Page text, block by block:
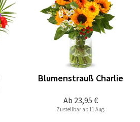
Ab 23,95 €
Blumenstrauß Charlie
Zustellbar ab 11 Aug.